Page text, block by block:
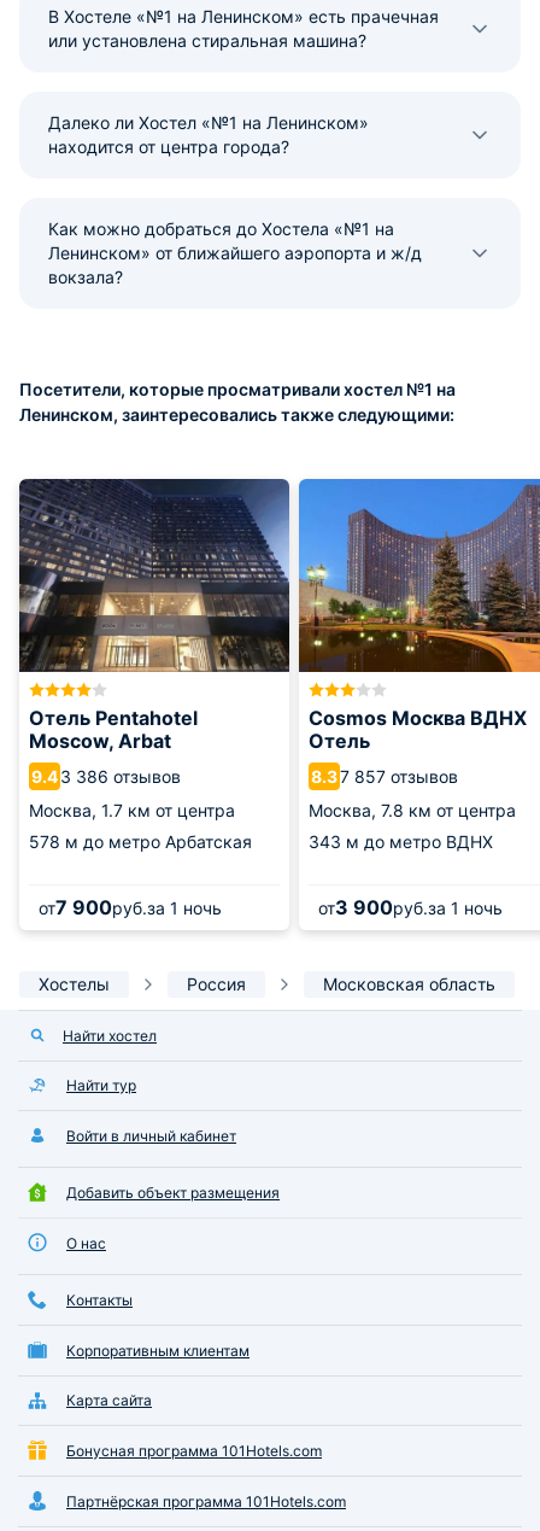
В Хостеле «№1 на Ленинском» есть прачечная
или установлена стиральная машина?
Далеко ли Хостел «№1 на Ленинском»
находится от центра города?
Как можно добраться до Хостела «№1 на
Ленинском» от ближайшего аэропорта и ж/д
вокзала?
Посетители, которые просматривали хостел №1 на
Ленинском, заинтересовались также следующими:
Отель Pentahotel
Moscow, Arbat
9.43 386 отзывов
Москва, 1.7 км от центра
578 м до метро Арбатская
от7 900руб.за 1 ночь
Cosmos Москва ВДНХ
Отель
8.37 857 отзывов
Москва, 7.8 км от центра
343 м до метро ВДНХ
от3 900руб.за 1 ночь
Хостелы Россия Московская область
Найти хостел
Найти тур
Войти в личный кабинет
Добавить объект размещения
О нас
Контакты
Корпоративным клиентам
Карта сайта
Бонусная программа 101Hotels.com
Партнёрская программа 101Hotels.com